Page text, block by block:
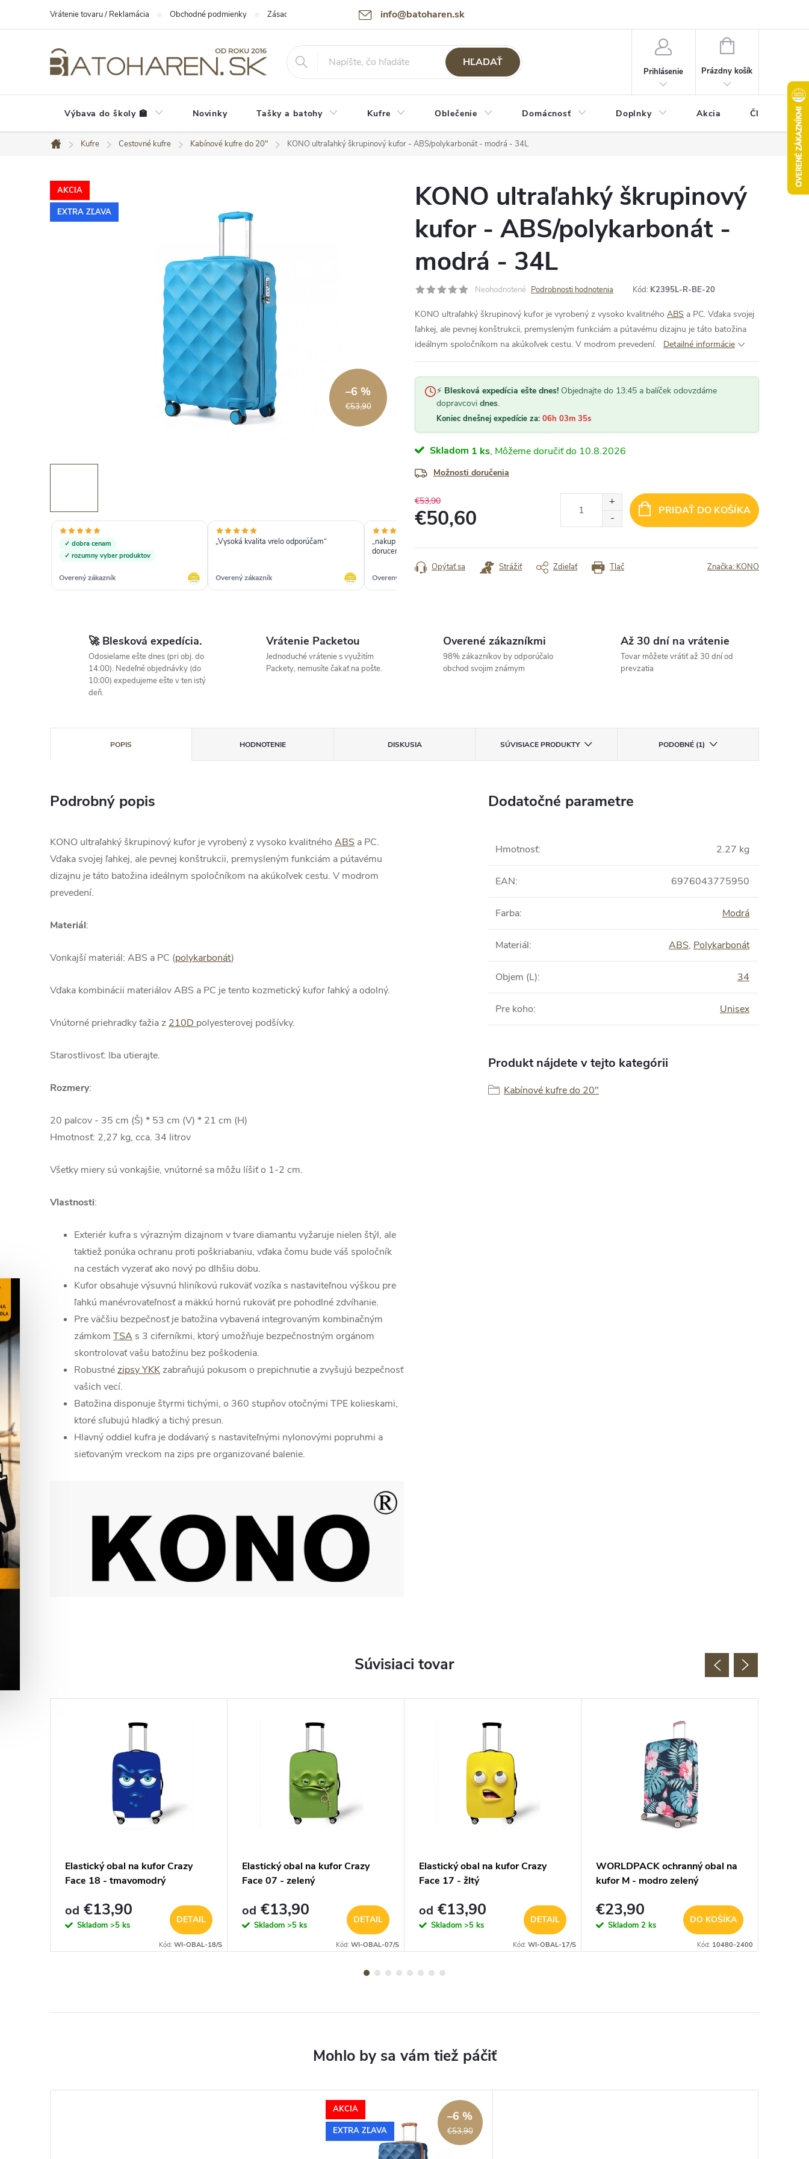
info@batoharen.sk
Vrátenie tovaru / Reklamácia Obchodné podmienky Zásady spracovania osobných údajov (GDPR) Podmienky použitia webu
HĽADAŤ
Prihlásenie
NÁKUPNÝ
Prázdny košík
Výbava do školy 🏫 Novinky Tašky a batohy Kufre Oblečenie Domácnosť Doplnky Akcia Články
Domov
Kufre Cestovné kufre Kabínové kufre do 20" KONO ultraľahký škrupinový kufor - ABS/polykarbonát - modrá - 34L
AKCIA
EXTRA ZĽAVA
€53,90
–6 %
✓ dobra cenam
✓ rozumny vyber produktov
Overený zákazník
„Vysoká kvalita vrelo odporúčam“
Overený zákazník
„nakup prebehol rychlo, batoh bol
doruceny na urcene miesto neposkodeny“
Overený zákazník
KONO ultraľahký škrupinový
kufor - ABS/polykarbonát -
modrá - 34L
Neohodnotené Podrobnosti hodnotenia Kód: K2395L-R-BE-20
KONO ultraľahký škrupinový kufor je vyrobený z vysoko kvalitného ABS a PC. Vďaka svojej
ľahkej, ale pevnej konštrukcii, premysleným funkciám a pútavému dizajnu je táto batožina
ideálnym spoločníkom na akúkoľvek cestu. V modrom prevedení.
Detailné informácie
⚡ Blesková expedícia ešte dnes! Objednajte do 13:45 a balíček odovzdáme
dopravcovi dnes.
Koniec dnešnej expedície za: 06h 03m 34s
Skladom 1 ks 10.8.2026
Možnosti doručenia
€53,90
€50,60
cena:
PRIDAŤ DO KOŠÍKA
Tlač
Opýtať sa Strážiť Zdieľať Značka: KONO
🚀 Blesková expedícia.
Odosielame ešte dnes (pri obj. do
14:00). Nedeľné objednávky (do
10:00) expedujeme ešte v ten istý
deň.
Vrátenie Packetou
Jednoduché vrátenie s využitím
Packety, nemusíte čakať na pošte.
Overené zákazníkmi
98% zákazníkov by odporúčalo
obchod svojim známym
Až 30 dní na vrátenie
Tovar môžete vrátiť až 30 dní od
prevzatia
POPIS HODNOTENIE DISKUSIA SÚVISIACE PRODUKTY PODOBNÉ (1)
Podrobný popis
KONO ultraľahký škrupinový kufor je vyrobený z vysoko kvalitného ABS a PC.
Vďaka svojej ľahkej, ale pevnej konštrukcii, premysleným funkciám a pútavému
dizajnu je táto batožina ideálnym spoločníkom na akúkoľvek cestu. V modrom
prevedení.
Materiál:
Vonkajší materiál: ABS a PC (polykarbonát)
Vďaka kombinácii materiálov ABS a PC je tento kozmetický kufor ľahký a odolný.
Vnútorné priehradky ťažia z 210D polyesterovej podšívky.
Starostlivosť: Iba utierajte.
Rozmery:
20 palcov - 35 cm (Š) * 53 cm (V) * 21 cm (H)
Hmotnosť: 2,27 kg, cca. 34 litrov
Všetky miery sú vonkajšie, vnútorné sa môžu líšiť o 1-2 cm.
Vlastnosti:
Exteriér kufra s výrazným dizajnom v tvare diamantu vyžaruje nielen štýl, ale
taktiež ponúka ochranu proti poškriabaniu, vďaka čomu bude váš spoločník
na cestách vyzerať ako nový po dlhšiu dobu.
Kufor obsahuje výsuvnú hliníkovú rukoväť vozíka s nastaviteľnou výškou pre
ľahkú manévrovateľnosť a mäkkú hornú rukoväť pre pohodlné zdvíhanie.
Pre väčšiu bezpečnosť je batožina vybavená integrovaným kombinačným
zámkom TSA s 3 ciferníkmi, ktorý umožňuje bezpečnostným orgánom
skontrolovať vašu batožinu bez poškodenia.
Robustnézipsy YKKzabraňujú pokusom o prepichnutie a zvyšujú bezpečnosť
vašich vecí.
Batožina disponuje štyrmi tichými, o 360 stupňov otočnými TPE kolieskami,
ktoré sľubujú hladký a tichý presun.
Hlavný oddiel kufra je dodávaný s nastaviteľnými nylonovými popruhmi a
sieťovaným vreckom na zips pre organizované balenie.
Dodatočné parametre
Hmotnosť: 2.27 kg
EAN: 6976043775950
Farba: Modrá
Materiál: ABS, Polykarbonát
Objem (L): 34
Pre koho: Unisex
Produkt nájdete v tejto kategórii
Kabínové kufre do 20"
Súvisiaci tovar
Elastický obal na kufor Crazy
Face 18 - tmavomodrý
od €13,90
Skladom >5 ks
DETAIL
Kód: WI-OBAL-18/S
Elastický obal na kufor Crazy
Face 07 - zelený
od €13,90
Skladom >5 ks
DETAIL
Kód: WI-OBAL-07/S
Elastický obal na kufor Crazy
Face 17 - žltý
od €13,90
Skladom >5 ks
DETAIL
Kód: WI-OBAL-17/S
WORLDPACK ochranný obal na
kufor M - modro zelený
€23,90
Skladom 2 ks
DO KOŠÍKA
Kód: 10480-2400
AKCIA
EXTRA ZĽAVA
€53,90
–6 %